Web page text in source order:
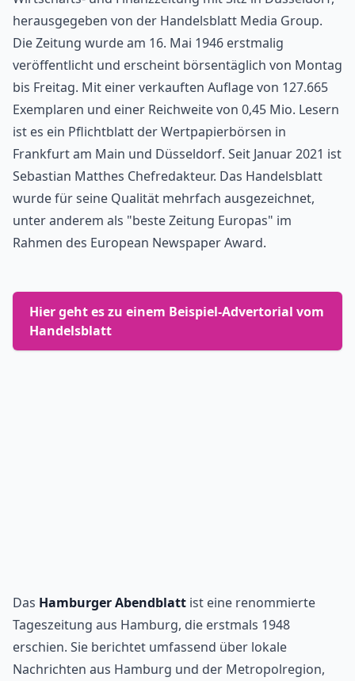
herausgegeben von der Handelsblatt Media Group.
Die Zeitung wurde am 16. Mai 1946 erstmalig
veröffentlicht und erscheint börsentäglich von Montag
bis Freitag. Mit einer verkauften Auflage von 127.665
Exemplaren und einer Reichweite von 0,45 Mio. Lesern
ist es ein Pflichtblatt der Wertpapierbörsen in
Frankfurt am Main und Düsseldorf. Seit Januar 2021 ist
Sebastian Matthes Chefredakteur. Das Handelsblatt
wurde für seine Qualität mehrfach ausgezeichnet,
unter anderem als "beste Zeitung Europas" im
Rahmen des European Newspaper Award.
Hier geht es zu einem Beispiel-Advertorial vom
Handelsblatt
Das Hamburger Abendblatt ist eine renommierte
Tageszeitung aus Hamburg, die erstmals 1948
erschien. Sie berichtet umfassend über lokale
Nachrichten aus Hamburg und der Metropolregion,